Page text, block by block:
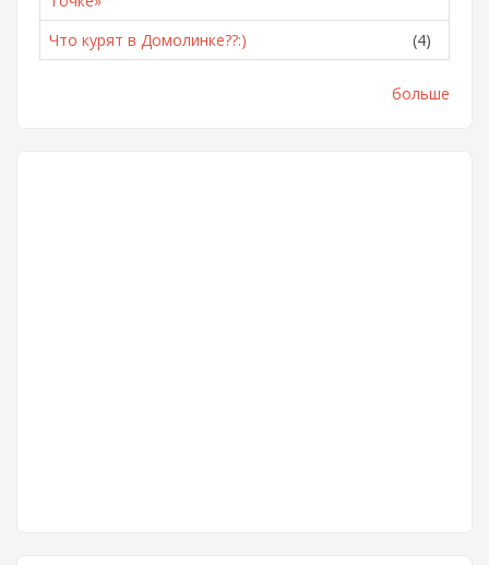
Что курят в Домолинке??:)
(4)
больше